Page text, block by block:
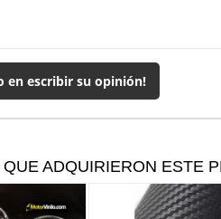
en escribir su opinión!
ADQUIRIERON ESTE